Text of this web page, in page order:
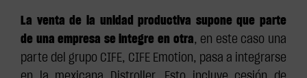
La venta de la unidad productiva supone que parte
de una empresa se integre en otra, en este caso una
parte del grupo CIFE, CIFE Emotion, pasa a integrarse